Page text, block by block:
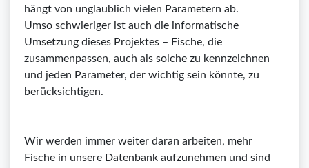
hängt von unglaublich vielen Parametern ab.
Umso schwieriger ist auch die informatische
Umsetzung dieses Projektes – Fische, die
zusammenpassen, auch als solche zu kennzeichnen
und jeden Parameter, der wichtig sein könnte, zu
berücksichtigen.
Wir werden immer weiter daran arbeiten, mehr
Fische in unsere Datenbank aufzunehmen und sind